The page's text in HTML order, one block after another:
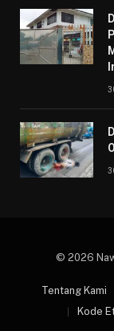
© 2026
Tentang Kami
Kode